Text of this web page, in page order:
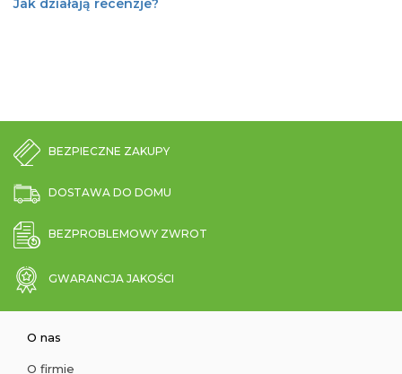
Jak działają recenzje?
BEZPIECZNE ZAKUPY
DOSTAWA DO DOMU
BEZPROBLEMOWY ZWROT
GWARANCJA JAKOŚCI
O nas
O firmie